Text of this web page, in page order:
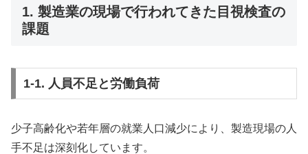
1. 製造業の現場で行われてきた目視検査の
課題
1-1. 人員不足と労働負荷
少子高齢化や若年層の就業人口減少により、製造現場の人
手不足は深刻化しています。